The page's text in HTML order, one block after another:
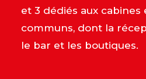
et 3 dédiés aux cabines
communs, dont la
le bar et les boutiques.